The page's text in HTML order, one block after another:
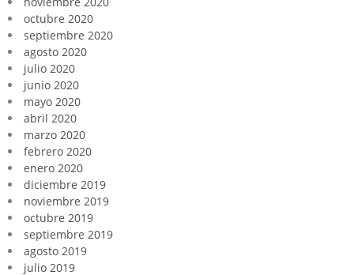
octubre 2020
septiembre 2020
agosto 2020
julio 2020
junio 2020
mayo 2020
abril 2020
marzo 2020
febrero 2020
enero 2020
diciembre 2019
noviembre 2019
octubre 2019
septiembre 2019
agosto 2019
julio 2019